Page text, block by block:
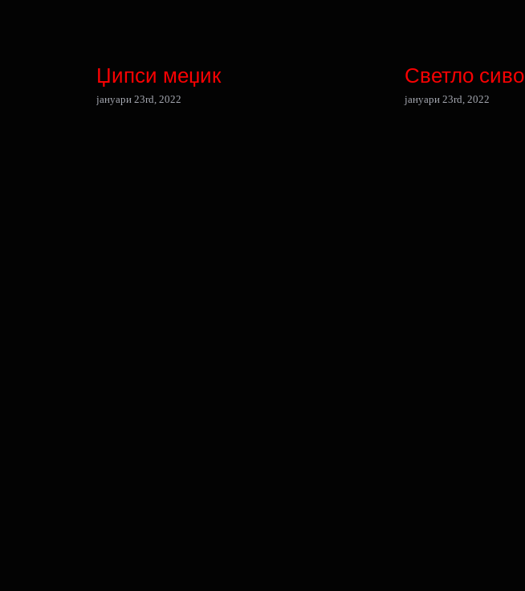
Џипси меџик
јануари 23rd, 2022
Светло сиво
јануари 23rd, 2022